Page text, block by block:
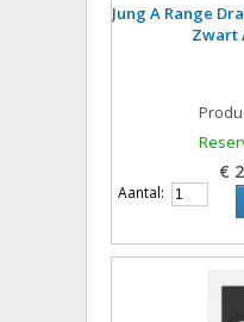
Jung A Range
Zwart
€
Aantal: